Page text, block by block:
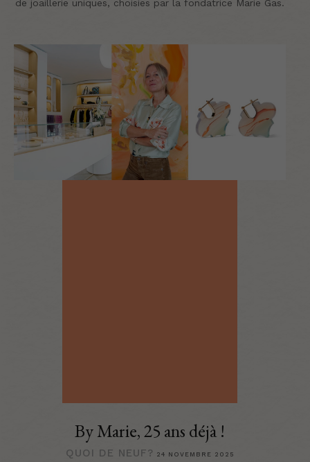
de joaillerie uniques, choisies par la fondatrice Marie Gas.
By Marie, 25 ans déjà !
QUOI DE NEUF? 24 NOVEMBRE 2025